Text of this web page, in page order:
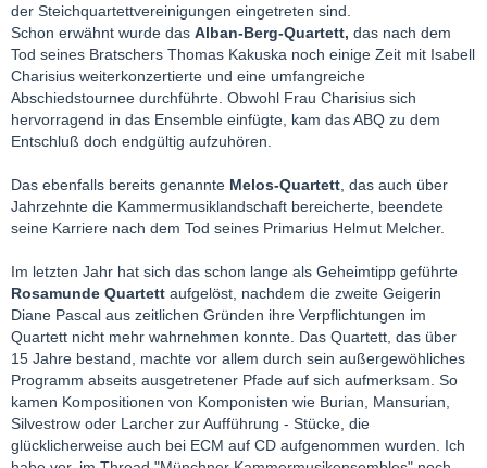
der Steichquartettvereinigungen eingetreten sind.
Schon erwähnt wurde das Alban-Berg-Quartett, das nach dem
Tod seines Bratschers Thomas Kakuska noch einige Zeit mit Isabell
Charisius weiterkonzertierte und eine umfangreiche
Abschiedstournee durchführte. Obwohl Frau Charisius sich
hervorragend in das Ensemble einfügte, kam das ABQ zu dem
Entschluß doch endgültig aufzuhören.
Das ebenfalls bereits genannte Melos-Quartett , das auch über
Jahrzehnte die Kammermusiklandschaft bereicherte, beendete
seine Karriere nach dem Tod seines Primarius Helmut Melcher.
Im letzten Jahr hat sich das schon lange als Geheimtipp geführte
Rosamunde Quartett aufgelöst, nachdem die zweite Geigerin
Diane Pascal aus zeitlichen Gründen ihre Verpflichtungen im
Quartett nicht mehr wahrnehmen konnte. Das Quartett, das über
15 Jahre bestand, machte vor allem durch sein außergewöhliches
Programm abseits ausgetretener Pfade auf sich aufmerksam. So
kamen Kompositionen von Komponisten wie Burian, Mansurian,
Silvestrow oder Larcher zur Aufführung - Stücke, die
glücklicherweise auch bei ECM auf CD aufgenommen wurden. Ich